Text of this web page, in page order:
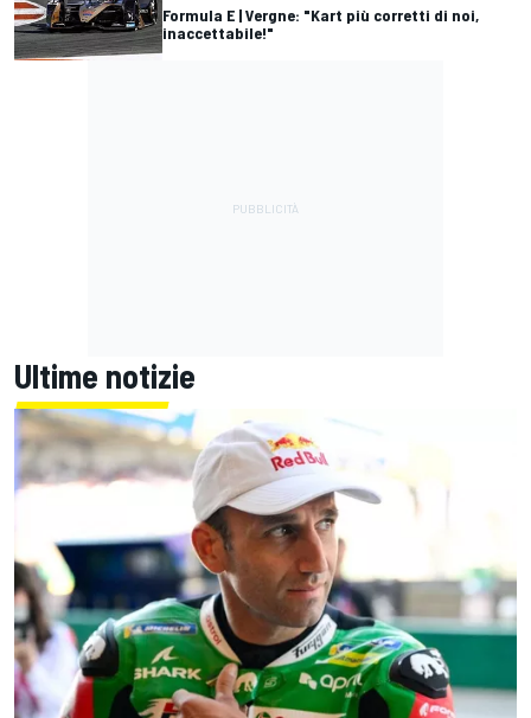
Formula E | Vergne: "Kart più corretti di noi,
inaccettabile!"
Ultime notizie